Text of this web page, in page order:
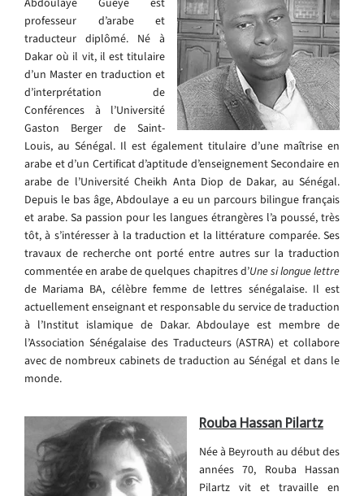
professeur d’arabe et
traducteur diplômé. Né à
Dakar où il vit, il est titulaire
d’un Master en traduction et
d’interprétation de
Conférences à l’Université
Gaston Berger de Saint-
Louis, au Sénégal. Il est également titulaire d’une maîtrise en
arabe et d’un Certificat d’aptitude d’enseignement Secondaire en
arabe de l’Université Cheikh Anta Diop de Dakar, au Sénégal.
Depuis le bas âge, Abdoulaye a eu un parcours bilingue français
et arabe. Sa passion pour les langues étrangères l’a poussé, très
tôt, à s’intéresser à la traduction et la littérature comparée. Ses
travaux de recherche ont porté entre autres sur la traduction
commentée en arabe de quelques chapitres d’Une si longue lettre
de Mariama BA, célèbre femme de lettres sénégalaise. Il est
actuellement enseignant et responsable du service de traduction
à l’Institut islamique de Dakar. Abdoulaye est membre de
l’Association Sénégalaise des Traducteurs (ASTRA) et collabore
avec de nombreux cabinets de traduction au Sénégal et dans le
monde.
Rouba Hassan Pilartz
Née à Beyrouth au début des
années 70, Rouba Hassan
Pilartz vit et travaille en